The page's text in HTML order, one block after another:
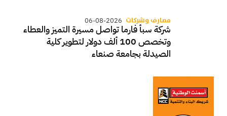
مصارف وشركات 06-08-2026
شركة سبأ فارما تواصل مسيرة التميز والعطاء
وتخصص 100 ألف دولار لتطوير كلية
الصيدلة بجامعة صنعاء